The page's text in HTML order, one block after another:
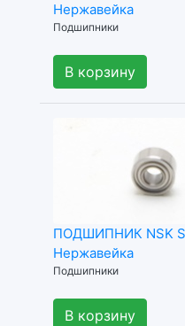
Нержавейка
Подшипники
В корзину
ПОДШИПНИК NSK
Нержавейка
Подшипники
В корзину